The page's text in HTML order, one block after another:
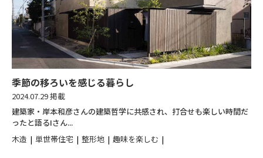
季節の移ろいを感じる暮らし
2024.07.29 掲載
建築家・岸本和彦さんの建築哲学に共感され、打合せも楽しい時間だ
ったと語るIさん...
木造
単世帯住宅 整形地 趣味を楽しむ